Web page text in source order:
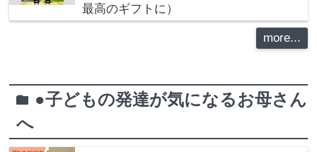
最高のギフトに）
more...
folder ●子どもの発達が気になるお母さん
へ